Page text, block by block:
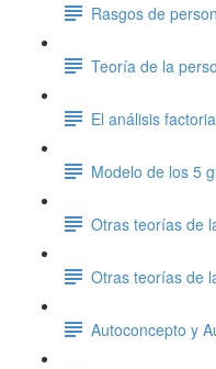
Rasgos de
Teoría de la
El análisis
Modelo de los 5
Otras teorías de
Otras teorías de
Autoconcepto y